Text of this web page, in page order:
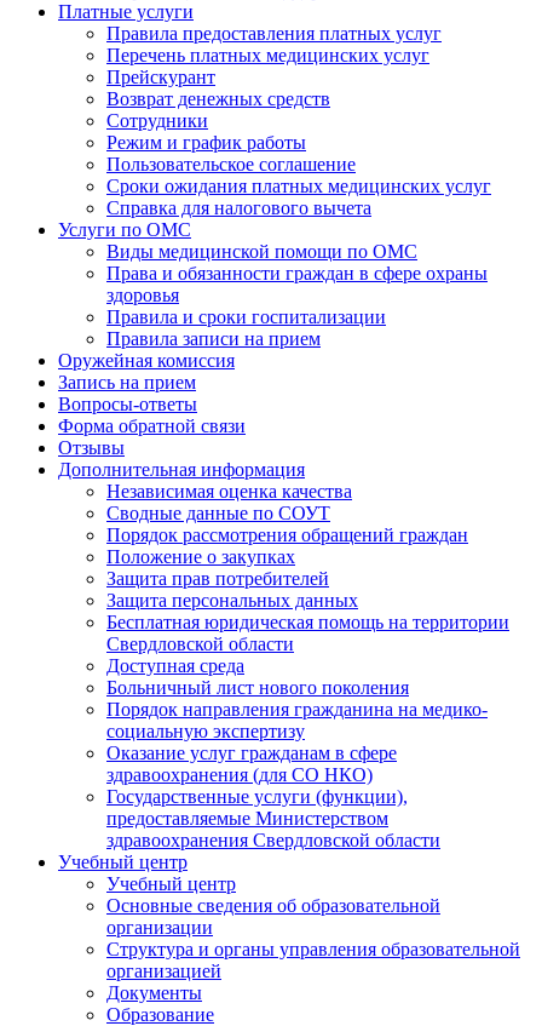
Платные услуги
Правила предоставления платных услуг
Перечень платных медицинских услуг
Прейскурант
Возврат денежных средств
Сотрудники
Режим и график работы
Пользовательское соглашение
Сроки ожидания платных медицинских услуг
Справка для налогового вычета
Услуги по ОМС
Виды медицинской помощи по ОМС
Права и обязанности граждан в сфере охраны
здоровья
Правила и сроки госпитализации
Правила записи на прием
Оружейная комиссия
Запись на прием
Вопросы-ответы
Форма обратной связи
Отзывы
Дополнительная информация
Независимая оценка качества
Сводные данные по СОУТ
Порядок рассмотрения обращений граждан
Положение о закупках
Защита прав потребителей
Защита персональных данных
Бесплатная юридическая помощь на территории
Свердловской области
Доступная среда
Больничный лист нового поколения
Порядок направления гражданина на медико-
социальную экспертизу
Оказание услуг гражданам в сфере
здравоохранения (для СО НКО)
Государственные услуги (функции),
предоставляемые Министерством
здравоохранения Свердловской области
Учебный центр
Учебный центр
Основные сведения об образовательной
организации
Структура и органы управления образовательной
организацией
Документы
Образование